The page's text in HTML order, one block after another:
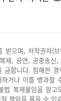
받으며, 저작권자(
제, 공연, 공중송신
금합니다. 침해한
거나 이를 병과할
법 복제물임을 알
책임을 물을 수 있